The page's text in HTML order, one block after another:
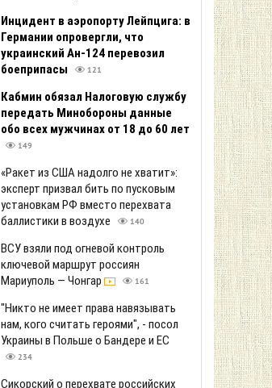
Инцидент в аэропорту Лейпцига: в
Германии опровергли, что
украинский Ан-124 перевозил
боеприпасы
121
Кабмин обязал Налоговую службу
передать Минобороны данные
обо всех мужчинах от 18 до 60 лет
149
«Ракет из США надолго не хватит»:
эксперт призвал бить по пусковым
установкам РФ вместо перехвата
баллистики в воздухе
140
ВСУ взяли под огневой контроль
ключевой маршрут россиян
Мариуполь — Чонгар
161
"Никто не имеет права навязывать
нам, кого считать героями", - посол
Украины в Польше о Бандере и ЕС
234
Сикорский о перехвате российских